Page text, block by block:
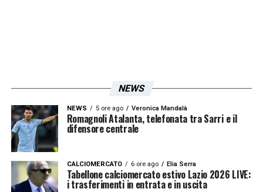
NEWS
NEWS 5 ore ago Veronica Mandalà
Romagnoli Atalanta, telefonata tra Sarri e il
difensore centrale
CALCIOMERCATO 6 ore ago Elia Serra
Tabellone calciomercato estivo Lazio 2026 LIVE:
i trasferimenti in entrata e in uscita